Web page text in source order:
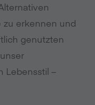
zu erkennen und
genutzten
Lebensstil –